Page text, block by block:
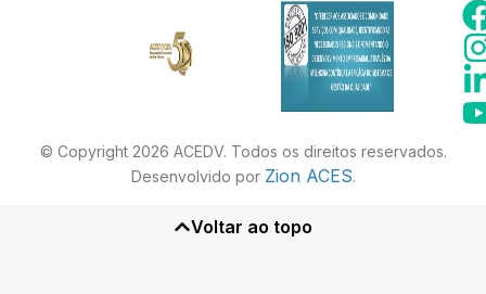
© Copyright 2026 ACEDV. Todos os direitos reservados.
Desenvolvido por Zion ACES.
Voltar ao topo